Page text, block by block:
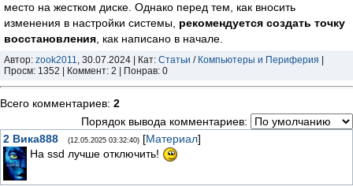
место на жестком диске. Однако перед тем, как вносить
изменения в настройки системы, рекомендуется создать точку
восстановления , как написано в начале.
Автор: zook2011, 30.07.2024 | Кат: Статьи / Компьютеры и Периферия
Просм: 1352 | Коммент: 2 | Понрав: 0
Всего комментариев: 2
Порядок вывода комментариев:
2 Вика888 (12.05.2025 03:32:40) [Материал]
На ssd лучше отключить!